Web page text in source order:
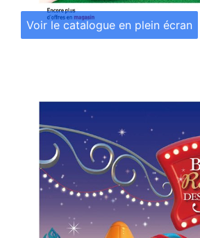
Voir le catalogue en plein écran